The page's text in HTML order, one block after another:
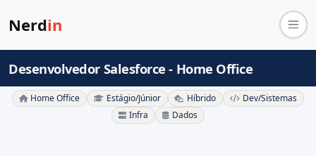
Nerdin
Desenvolvedor Salesforce - Home Office
Home Office Estágio/Júnior Híbrido
Dev/Sistemas
Infra
Dados